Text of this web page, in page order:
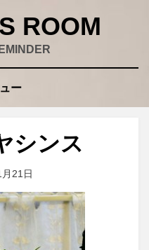
ROOM
ー
シンス
21日